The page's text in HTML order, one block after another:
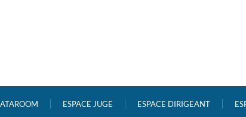
ESPACE JUGE ESPACE DIRIGEANT